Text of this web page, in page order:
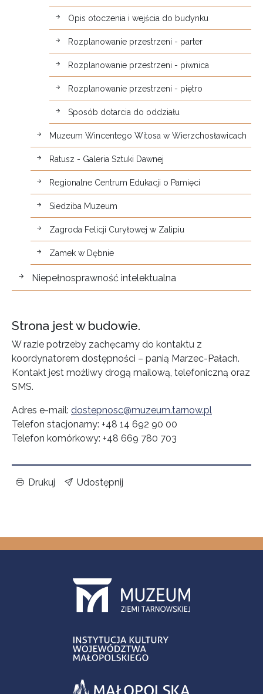
Opis otoczenia i wejścia do budynku
Rozplanowanie przestrzeni - parter
Rozplanowanie przestrzeni - piwnica
Rozplanowanie przestrzeni - piętro
Sposób dotarcia do oddziału
Muzeum Wincentego Witosa w Wierzchosławicach
Ratusz - Galeria Sztuki Dawnej
Regionalne Centrum Edukacji o Pamięci
Siedziba Muzeum
Zagroda Felicji Curyłowej w Zalipiu
Zamek w Dębnie
Niepełnosprawność intelektualna
Strona jest w budowie.
W razie potrzeby zachęcamy do kontaktu z
koordynatorem dostępności – panią Marzec-Pałach.
Kontakt jest możliwy drogą mailową, telefoniczną oraz
SMS.
Adres e-mail: dostepnosc@muzeum.tarnow.pl
Telefon stacjonarny: +48 14 692 90 00
Telefon komórkowy: +48 669 780 703
Drukuj Udostępnij